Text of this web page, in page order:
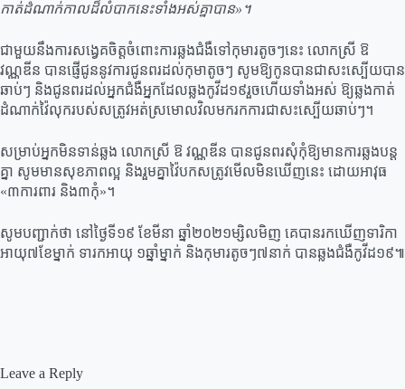
កាត់ដំណាក់កាលដ៏លំបាកនេះទាំងអស់គ្នាបាន»។
ជាមួយនឹងការសង្វេគចិត្តចំពោះការឆ្លងជំងឺទៅកុមារតូចៗនេះ លោកស្រី ឱ
វណ្ណឌីន បានផ្ញេីជូននូវការជូនពរដល់កុមាតូចៗ សូមឱ្យកូនបានជាសះស្បេីយបាន
ឆាប់ៗ និងជូនពរដល់អ្នកជំងឺអ្នកដែលឆ្លងកូវីដ១៩រួចហេីយទាំងអស់ ឱ្យឆ្លងកាត់
ដំណាក់វ៉ៃលុករបស់សត្រូវអត់ស្រមោលវិលមករកការជាសះស្បេីយឆាប់ៗ។
សម្រាប់អ្នកមិនទាន់ឆ្លង លោកស្រី ឱ វណ្ណឌីន បានជូនពរសុំកុំឱ្យមានការឆ្លងបន្ត
គ្នា សូមមានសុខភាពល្អ និងរួមគ្នាវ៉ៃបកសត្រូវមេីលមិនឃេីញនេះ ដោយអាវុធ
«៣ការពារ និង៣កុំ»។
សូមបញ្ជាក់ថា នៅថ្ងៃទី១៩ ខែមីនា ឆ្នាំ២០២១ម្សិលមិញ គេបានរកឃើញទារិកា
អាយុ៧ខែម្នាក់ ទារកអាយុ ១ឆ្នាំម្នាក់ និងកុមារតូចៗ៧នាក់ បានឆ្លងជំងឺកូវីដ១៩៕
Leave a Reply